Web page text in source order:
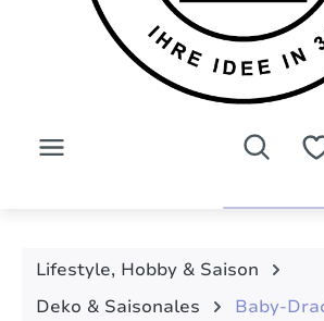
Lifestyle, Hobby & Saison
Deko & Saisonales
Baby-